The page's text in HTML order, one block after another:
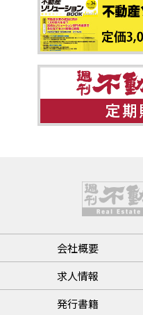
会社概要
求人情報
発行書籍